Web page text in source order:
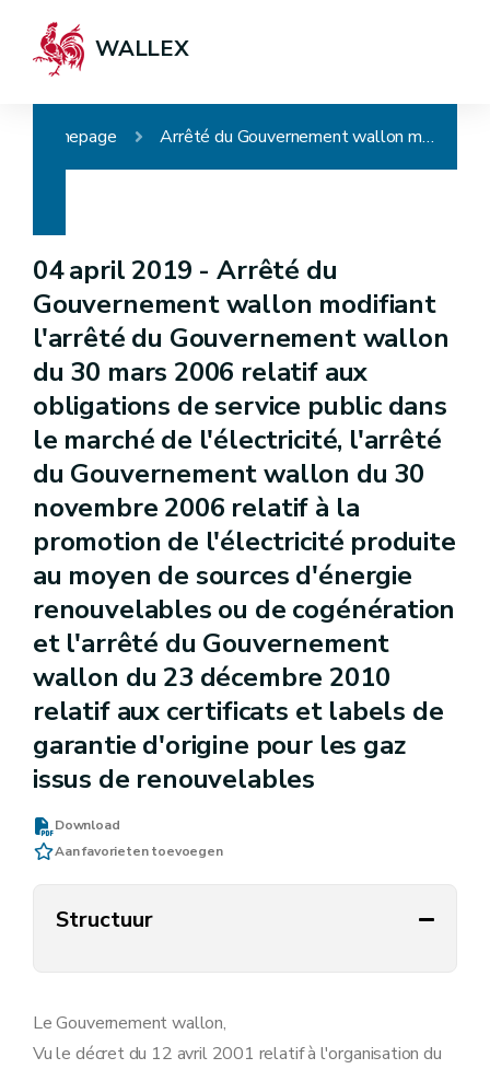
WALLEX
Homepage Arrêté du Gouvernement wallon modifiant l'arrêté du Gouvernement wallon du 30 mars 2006 relatif aux obligations de service public dans le marché de l'électricité, l'arrêté du Gouvernement wallon du 30 novembre 2006 relatif à la promotion de l'électricité produite au moyen de sources d'énergie renouvelables ou de cogénération et l'arrêté du Gouvernement wallon du 23 décembre 2010 relatif aux certificats et labels de garantie d'origine pour les gaz issus de renouvelables
04 april 2019 -Arrêté du
Gouvernement wallon modifiant
l'arrêté du Gouvernement wallon
du 30 mars 2006 relatif aux
obligations de service public dans
le marché de l'électricité, l'arrêté
du Gouvernement wallon du 30
novembre 2006 relatif à la
promotion de l'électricité produite
au moyen de sources d'énergie
renouvelables ou de cogénération
et l'arrêté du Gouvernement
wallon du 23 décembre 2010
relatif aux certificats et labels de
garantie d'origine pour les gaz
issus de renouvelables
Download
Aan favorieten toevoegen
Structuur
Le Gouvernement wallon,
Vu le décret du 12 avril 2001 relatif à l'organisation du